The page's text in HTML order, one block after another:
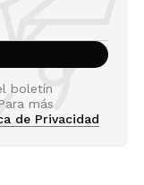
boletín
más
de Privacidad